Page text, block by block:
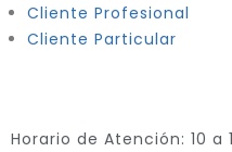
Cliente Profesional
Cliente Particular
Horario de Atención: 10 a